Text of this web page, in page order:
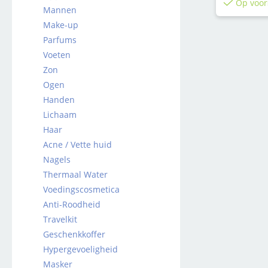
Mannen
Make-up
Parfums
Voeten
Zon
Ogen
Handen
Lichaam
Haar
Acne / Vette huid
Nagels
Thermaal Water
Voedingscosmetica
Anti-Roodheid
Travelkit
Geschenkkoffer
Hypergevoeligheid
Masker
Op